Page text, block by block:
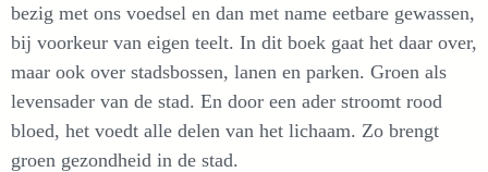
bezig met ons voedsel en dan met name eetbare gewassen,
bij voorkeur van eigen teelt. In dit boek gaat het daar over,
maar ook over stadsbossen, lanen en parken. Groen als
levensader van de stad. En door een ader stroomt rood
bloed, het voedt alle delen van het lichaam. Zo brengt
groen gezondheid in de stad.